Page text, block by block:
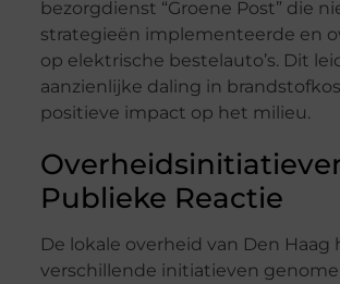
bezorgdienst “Groene Post” die
strategieën implementeerde en
op elektrische bestelauto’s. Dit
aanzienlijke daling in
positieve impact op het milieu.
Publieke Reactie
De lokale overheid van Den Haag
verschillende initiatieven